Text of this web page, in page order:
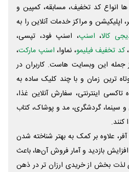
انواع کد تخفیف، مسابقه، کمپین و
اپلیکیشن و مراکز خدمات آنلاین را به
کالا، اسنپ، اسنپ فود، تپسی،
کد تخفیف فیلیمو، نماوا، اسنپ مارکت،
جمله این وبسایت ‌هاست. کاربران در
ترین زمان و با چند کلیک ساده به
اینترنتی، سفارش آنلاین غذا،
و سینما، گردشگری، مد و پوشاک، کتاب
علاوه بر کمک به بهتر شناخته شدن
بازدید و آمار فروش آن‌ها، باعث
لذت بخش از خریدی ارزان تر در ذهن